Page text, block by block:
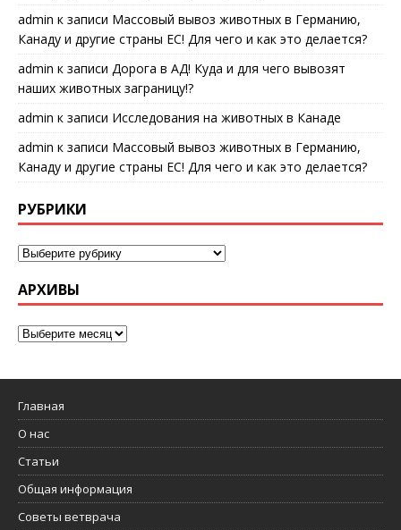
admin к записи Массовый вывоз животных в Германию,
Канаду и другие страны ЕС! Для чего и как это делается?
admin к записи Дорога в АД! Куда и для чего вывозят
наших животных заграницу!?
admin к записи Исследования на животных в Канаде
admin к записи Массовый вывоз животных в Германию,
Канаду и другие страны ЕС! Для чего и как это делается?
РУБРИКИ
АРХИВЫ
Главная
О нас
Статьи
Общая информация
Советы ветврача